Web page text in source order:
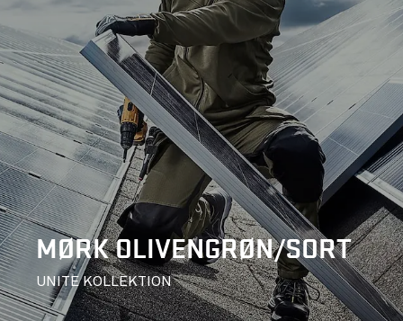
MØRK OLIVENGRØN/SORT
UNITE KOLLEKTION